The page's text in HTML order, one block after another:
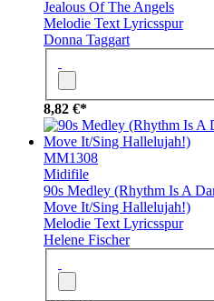
Jealous Of The Angels
Melodie Text Lyricsspur
Donna Taggart
8,82 €*
MM1308
Midifile
90s Medley (Rhythm Is A
Move It/Sing Hallelujah!)
Melodie Text Lyricsspur
Helene Fischer